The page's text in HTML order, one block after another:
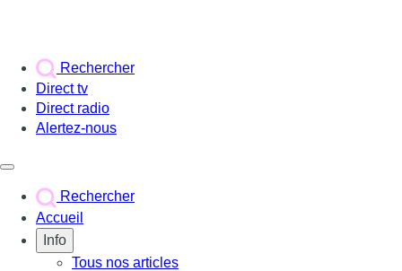
Rechercher
Direct tv
Direct radio
Alertez-nous
Rechercher
Accueil
Info
Tous nos articles